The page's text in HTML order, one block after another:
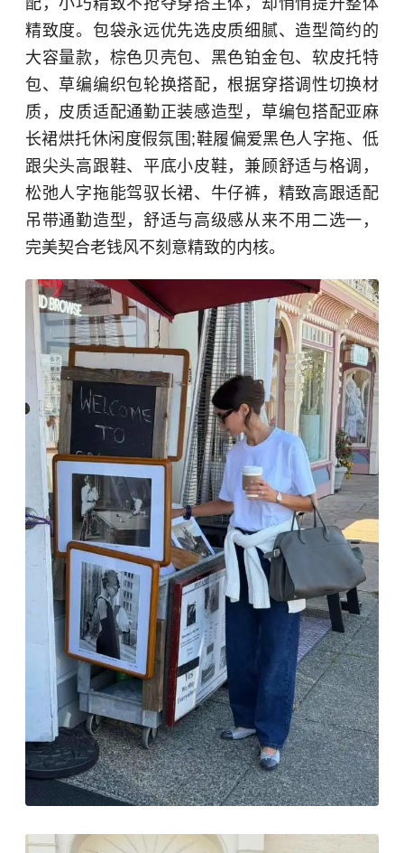
精致度。包袋永远优先选皮质细腻、造型简约的
大容量款，棕色贝壳包、黑色铂金包、软皮托特
包、草编编织包轮换搭配，根据穿搭调性切换材
质，皮质适配通勤正装感造型，草编包搭配亚麻
长裙烘托休闲度假氛围;鞋履偏爱黑色人字拖、低
跟尖头高跟鞋、平底小皮鞋，兼顾舒适与格调，
松弛人字拖能驾驭长裙、牛仔裤，精致高跟适配
吊带通勤造型，舒适与高级感从来不用二选一，
完美契合老钱风不刻意精致的内核。